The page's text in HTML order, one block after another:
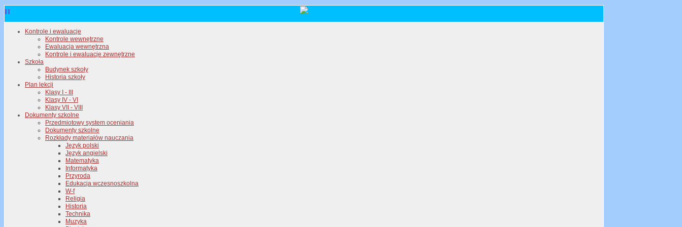
Kontrole i ewaluacje
Kontrole wewnętrzne
Ewaluacja wewnętrzna
Kontrole i ewaluacje zewnętrzne
Szkoła
Budynek szkoły
Historia szkoły
Plan lekcji
Klasy I - III
Klasy IV - VI
Klasy VII - VIII
Dokumenty szkolne
Przedmiotowy system oceniania
Dokumenty szkolne
Rozkłady materiałów nauczania
Język polski
Język angielski
Matematyka
Informatyka
Przyroda
Edukacja wczesnoszkolna
W-f
Religia
Historia
Technika
Muzyka